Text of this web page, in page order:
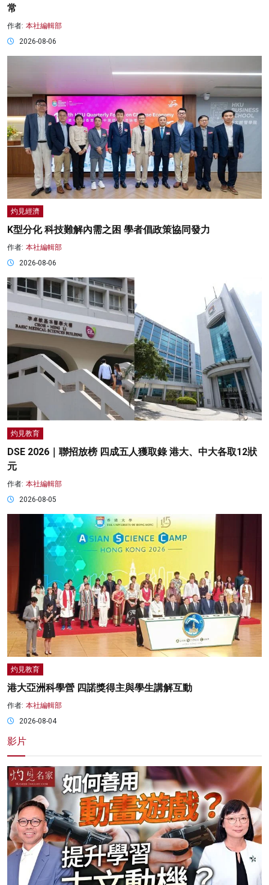
常
作者: 本社編輯部
2026-08-06
灼見經濟
K型分化 科技難解內需之困 學者倡政策協同發力
作者: 本社編輯部
2026-08-06
灼見教育
DSE 2026｜聯招放榜 四成五人獲取錄 港大、中大各取12狀
元
作者: 本社編輯部
2026-08-05
灼見教育
港大亞洲科學營 四諾獎得主與學生講解互動
作者: 本社編輯部
2026-08-04
影片